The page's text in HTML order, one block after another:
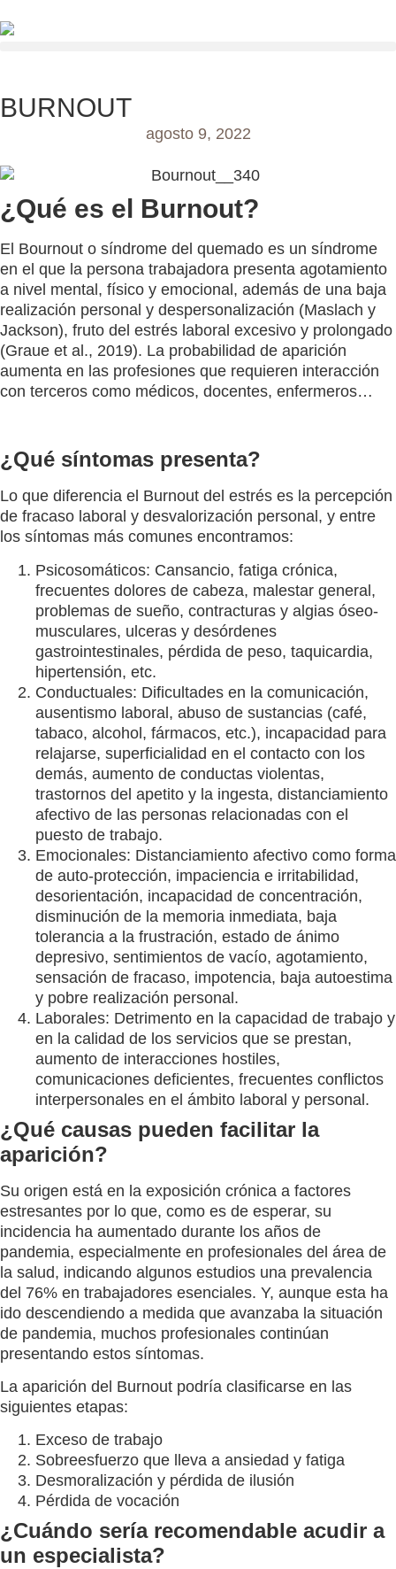
BURNOUT
agosto 9, 2022
¿Qué es el Burnout?
El Bournout o síndrome del quemado es un síndrome
en el que la persona trabajadora presenta agotamiento
a nivel mental, físico y emocional, además de una baja
realización personal y despersonalización (Maslach y
Jackson), fruto del estrés laboral excesivo y prolongado
(Graue et al., 2019). La probabilidad de aparición
aumenta en las profesiones que requieren interacción
con terceros como médicos, docentes, enfermeros…
¿Qué síntomas presenta?
Lo que diferencia el Burnout del estrés es la percepción
de fracaso laboral y desvalorización personal, y entre
los síntomas más comunes encontramos:
Psicosomáticos: Cansancio, fatiga crónica,
frecuentes dolores de cabeza, malestar general,
problemas de sueño, contracturas y algias óseo-
musculares, ulceras y desórdenes
gastrointestinales, pérdida de peso, taquicardia,
hipertensión, etc.
Conductuales: Dificultades en la comunicación,
ausentismo laboral, abuso de sustancias (café,
tabaco, alcohol, fármacos, etc.), incapacidad para
relajarse, superficialidad en el contacto con los
demás, aumento de conductas violentas,
trastornos del apetito y la ingesta, distanciamiento
afectivo de las personas relacionadas con el
puesto de trabajo.
Emocionales: Distanciamiento afectivo como forma
de auto-protección, impaciencia e irritabilidad,
desorientación, incapacidad de concentración,
disminución de la memoria inmediata, baja
tolerancia a la frustración, estado de ánimo
depresivo, sentimientos de vacío, agotamiento,
sensación de fracaso, impotencia, baja autoestima
y pobre realización personal.
Laborales: Detrimento en la capacidad de trabajo y
en la calidad de los servicios que se prestan,
aumento de interacciones hostiles,
comunicaciones deficientes, frecuentes conflictos
interpersonales en el ámbito laboral y personal.
¿Qué causas pueden facilitar la
aparición?
Su origen está en la exposición crónica a factores
estresantes por lo que, como es de esperar, su
incidencia ha aumentado durante los años de
pandemia, especialmente en profesionales del área de
la salud, indicando algunos estudios una prevalencia
del 76% en trabajadores esenciales. Y, aunque esta ha
ido descendiendo a medida que avanzaba la situación
de pandemia, muchos profesionales continúan
presentando estos síntomas.
La aparición del Burnout podría clasificarse en las
siguientes etapas:
Exceso de trabajo
Sobreesfuerzo que lleva a ansiedad y fatiga
Desmoralización y pérdida de ilusión
Pérdida de vocación
¿Cuándo sería recomendable acudir a
un especialista?